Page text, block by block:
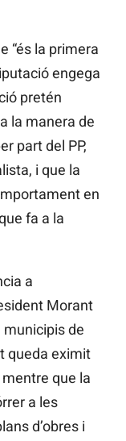
“és la primera
engega
pretén
la manera de
part del PP,
i que la
en
fa a la
a
Morant
de
queda eximit
mentre que la
a les
d’obres i